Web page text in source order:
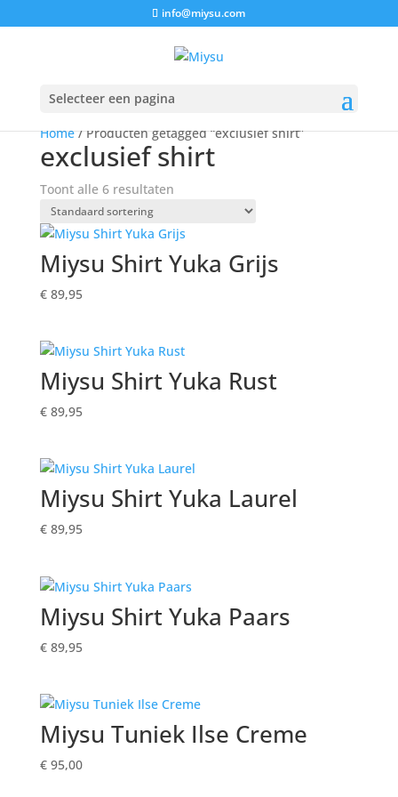
info@miysu.com
Selecteer een pagina
Home/ Producten getagged “exclusief shirt”
exclusief shirt
Toont alle 6 resultaten
Miysu Shirt Yuka Grijs
€89,95
Miysu Shirt Yuka Rust
€89,95
Miysu Shirt Yuka Laurel
€89,95
Miysu Shirt Yuka Paars
€89,95
Miysu Tuniek Ilse Creme
€95,00